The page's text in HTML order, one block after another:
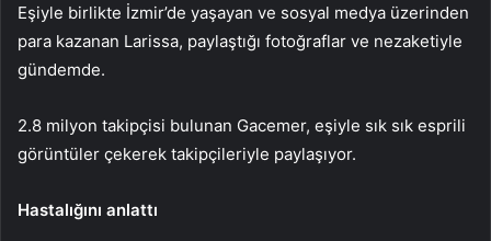
Eşiyle birlikte İzmir’de yaşayan ve sosyal medya üzerinden
para kazanan Larissa, paylaştığı fotoğraflar ve nezaketiyle
gündemde.
2.8 milyon takipçisi bulunan Gacemer, eşiyle sık sık esprili
görüntüler çekerek takipçileriyle paylaşıyor.
Hastalığını anlattı